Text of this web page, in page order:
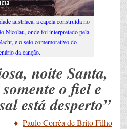
austríaca, a capela construída no
Nicolau, onde foi interpretado pela
e o selo comemorativo do
da canção.
noite Santa,
o fiel e
está desperto”
♦ Paulo Corrêa de Brito Filho